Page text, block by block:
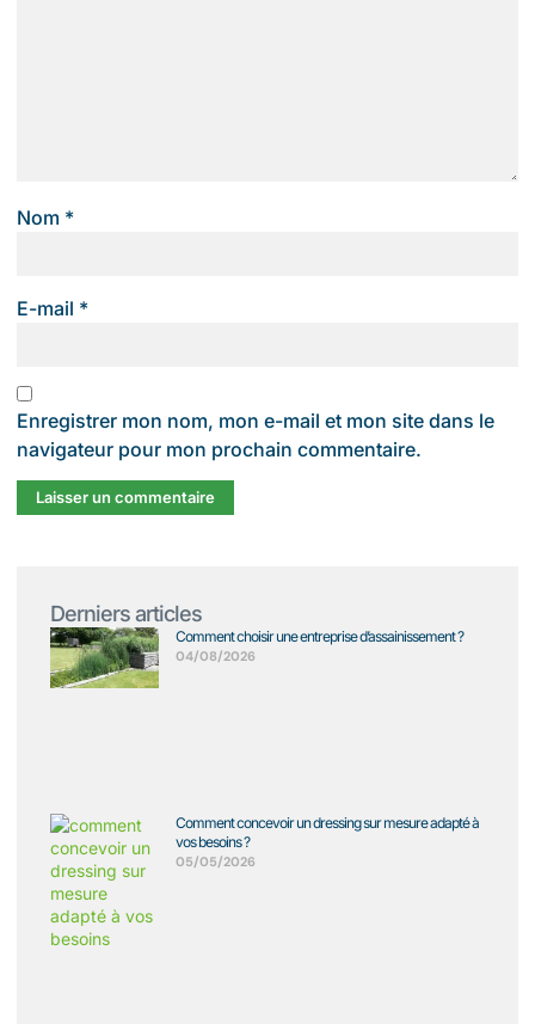
Nom *
E-mail *
Enregistrer mon nom, mon e-mail et mon site dans le
navigateur pour mon prochain commentaire.
Derniers articles
Comment choisir une entreprise d’assainissement ?
04/08/2026
Comment concevoir un dressing sur mesure adapté à
vos besoins ?
05/05/2026